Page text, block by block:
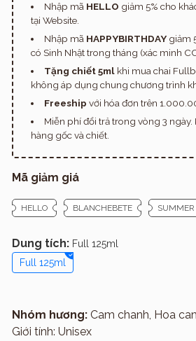
Nhập mã HELLO giảm 5% cho
tại Website.
Nhập mã HAPPYBIRTHDAYgiảm
có Sinh Nhật trong tháng (xác minh
Tặng chiết 5mlkhi mua chai
không áp dụng chung chương trình
Freeship với hóa đơn trên
Miễn phí đổi trả trong vòng 3
hàng gốc và chiết.
Mã giảm giá
HELLO BLANCHEBETE SUMMER
Dung tích: Full 125ml
Full 125ml
Nhóm hương: Cam chanh, Hoa
Giới tính: Unisex